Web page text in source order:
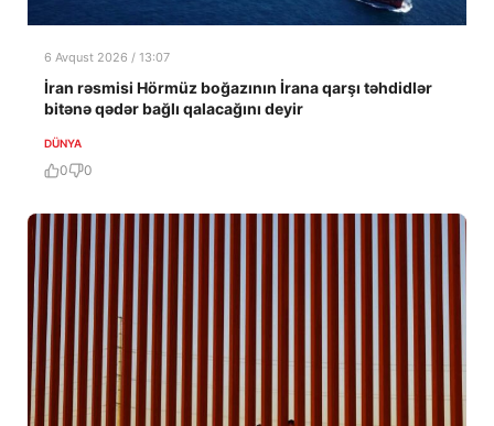
6 Avqust 2026 / 13:07
İran rəsmisi Hörmüz boğazının İrana qarşı təhdidlər
bitənə qədər bağlı qalacağını deyir
DÜNYA
0 0